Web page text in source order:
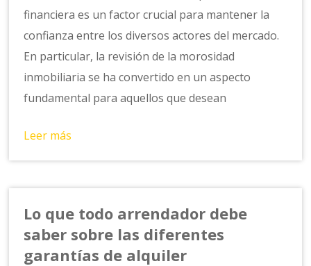
financiera es un factor crucial para mantener la
confianza entre los diversos actores del mercado.
En particular, la revisión de la morosidad
inmobiliaria se ha convertido en un aspecto
fundamental para aquellos que desean
Leer más
Lo que todo arrendador debe
saber sobre las diferentes
garantías de alquiler